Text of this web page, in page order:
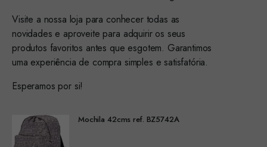
Visite a nossa loja para conhecer todas as
novidades e aproveite para adquirir os seus
produtos favoritos antes que esgotem. Garantimos
uma experiência de compra simples e satisfatória.
Esperamos por si!
Mochila 42cms ref. BZ5742A